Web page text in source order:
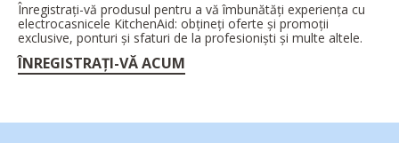
Înregistrați-vă produsul pentru a vă îmbunătăți experiența cu
electrocasnicele KitchenAid: obțineți oferte și promoții
exclusive, ponturi și sfaturi de la profesioniști și multe altele.
ÎNREGISTRAȚI-VĂ ACUM